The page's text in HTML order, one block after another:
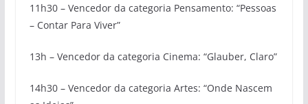
11h30 – Vencedor da categoria Pensamento: “Pessoas
– Contar Para Viver”
13h – Vencedor da categoria Cinema: “Glauber, Claro”
14h30 – Vencedor da categoria Artes: “Onde Nascem